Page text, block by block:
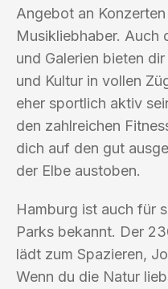
Angebot an
Musikliebhaber. Auch
und Galerien bieten
und Kultur in vollen
eher sportlich aktiv
den zahlreichen
dich auf den gut
der Elbe austoben.
Hamburg ist auch für
Parks bekannt. Der
lädt zum Spazieren,
Wenn du die Natur